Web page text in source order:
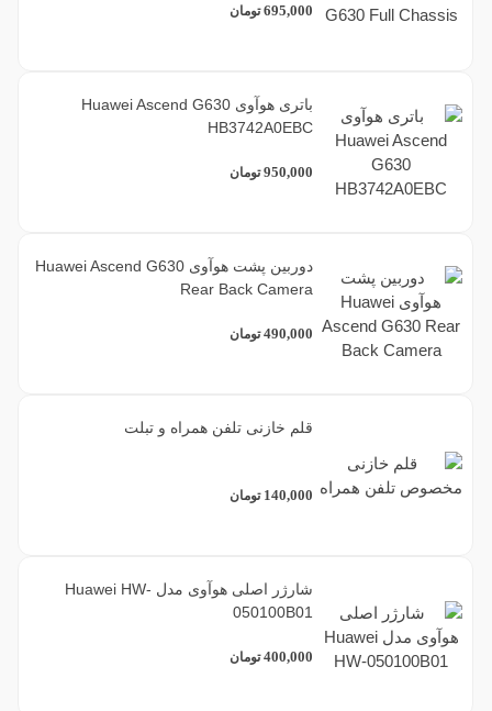
695,000 تومان
باتری هوآوی Huawei Ascend G630
HB3742A0EBC
950,000 تومان
دوربین پشت هوآوی Huawei Ascend G630
Rear Back Camera
490,000 تومان
قلم خازنی تلفن همراه و تبلت
140,000 تومان
شارژر اصلی هوآوی مدل Huawei HW-
050100B01
400,000 تومان